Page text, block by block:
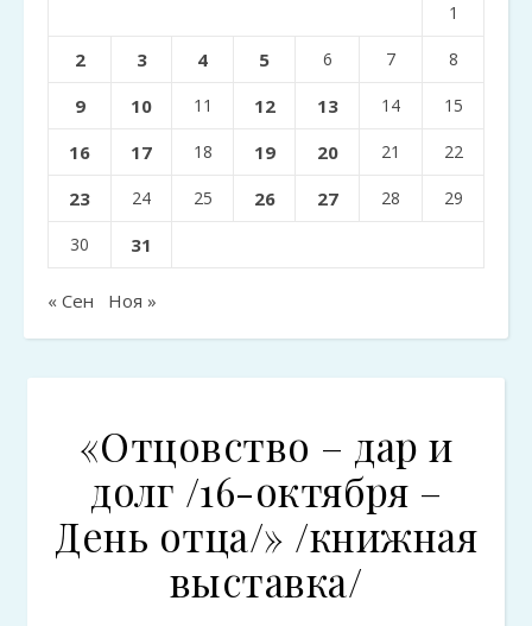
1
2 3 4 5 6 7 8
9 10 11 12 13 14 15
16 17 18 19 20 21 22
23 24 25 26 27 28 29
30 31
« Сен Ноя »
«Отцовство – дар и
долг /16-октября –
День отца/» /книжная
выставка/